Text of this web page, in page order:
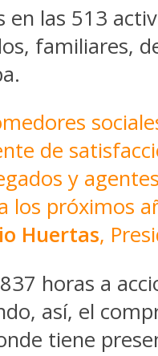
las 513
familiares,
de
y
los próximos
Huertas,
horas a
así, el
tiene